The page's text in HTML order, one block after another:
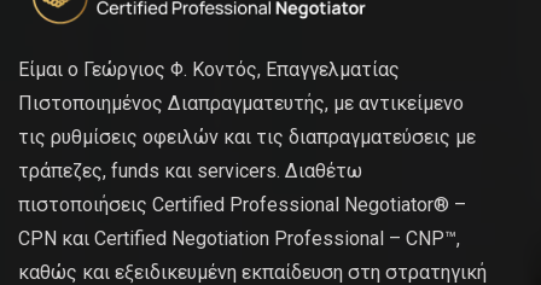
Είμαι ο Γεώργιος Φ. Κοντός, Επαγγελματίας
Πιστοποιημένος Διαπραγματευτής, με αντικείμενο
τις ρυθμίσεις οφειλών και τις διαπραγματεύσεις με
τράπεζες, funds και servicers. Διαθέτω
πιστοποιήσεις Certified Professional Negotiator® –
CPN και Certified Negotiation Professional – CNP™,
καθώς και εξειδικευμένη εκπαίδευση στη στρατηγική